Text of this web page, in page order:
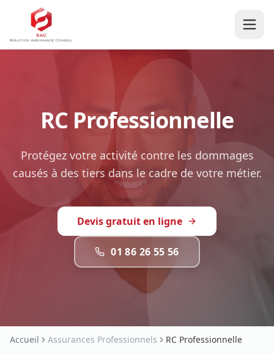
RC Professionnelle
Protégez votre activité contre les dommages
causés à des tiers dans le cadre de votre métier.
Devis gratuit en ligne
01 86 26 55 56
Accueil Assurances Professionnels RC Professionnelle